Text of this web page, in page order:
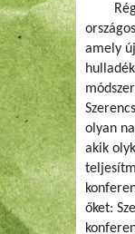
amely
olyan
akik
őket: